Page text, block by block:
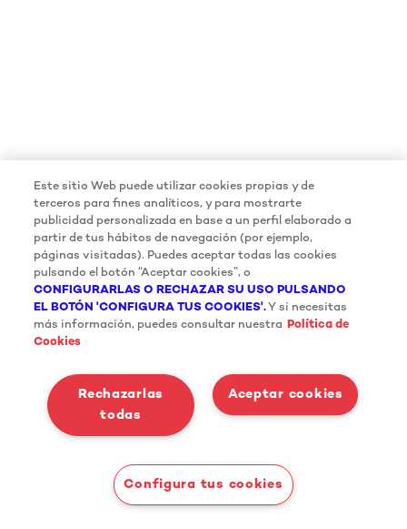
Este sitio Web puede utilizar cookies propias y de
terceros para fines analíticos, y para mostrarte
publicidad personalizada en base a un perfil elaborado a
partir de tus hábitos de navegación (por ejemplo,
páginas visitadas). Puedes aceptar todas las cookies
pulsando el botón “Aceptar cookies”, o
CONFIGURARLAS O RECHAZAR SU USO PULSANDO
EL BOTÓN 'CONFIGURA TUS COOKIES'. Y si necesitas
más información, puedes consultar nuestra Política de
Cookies
Aceptar cookies
Rechazarlas
todas
Configura tus cookies